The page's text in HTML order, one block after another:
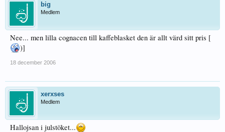
big
Medlem
Nee... men lilla cognacen till kaffeblasket den är allt värd sitt pris [
)]
18 december 2006
xerxses
Medlem
Hallojsan i julstöket...